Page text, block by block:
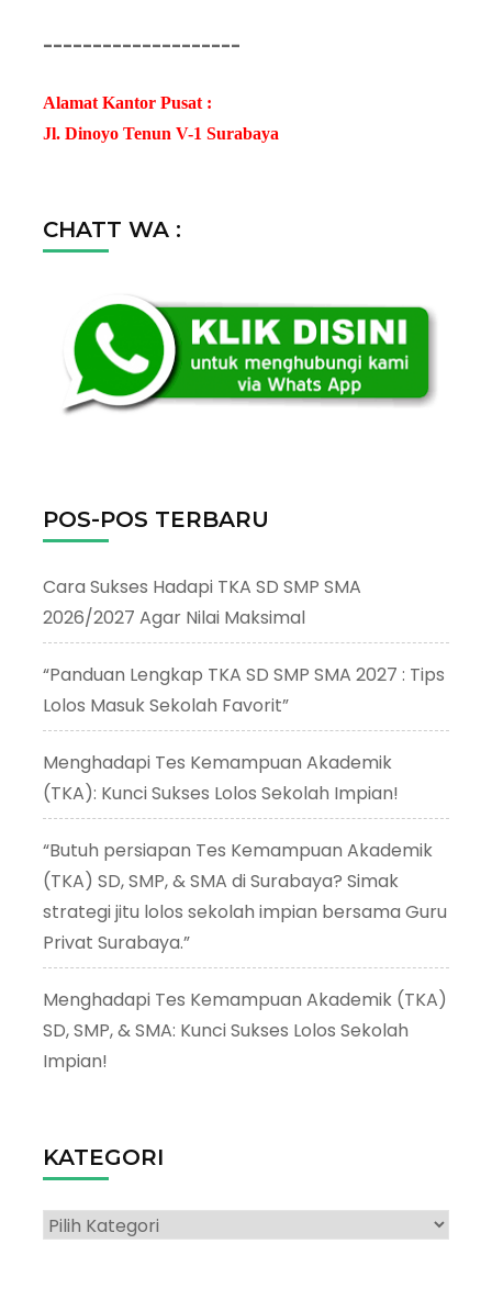
--------------------
Alamat Kantor Pusat :
Jl. Dinoyo Tenun V-1 Surabaya
CHATT WA :
POS-POS TERBARU
Cara Sukses Hadapi TKA SD SMP SMA
2026/2027 Agar Nilai Maksimal
“Panduan Lengkap TKA SD SMP SMA 2027 : Tips
Lolos Masuk Sekolah Favorit”
Menghadapi Tes Kemampuan Akademik
(TKA): Kunci Sukses Lolos Sekolah Impian!
“Butuh persiapan Tes Kemampuan Akademik
(TKA) SD, SMP, & SMA di Surabaya? Simak
strategi jitu lolos sekolah impian bersama Guru
Privat Surabaya.”
Menghadapi Tes Kemampuan Akademik (TKA)
SD, SMP, & SMA: Kunci Sukses Lolos Sekolah
Impian!
KATEGORI
Kategori